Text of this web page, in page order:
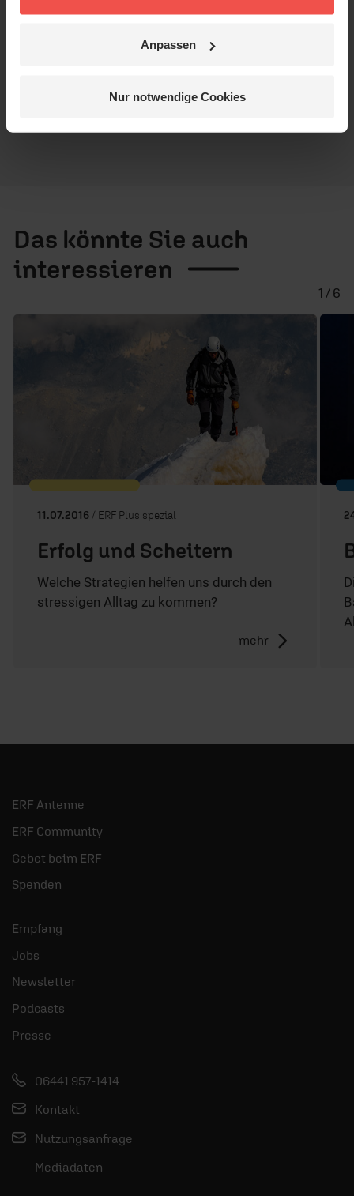
Anpassen
Nur notwendige Cookies
uns das Kürzen von Kommentaren vor. Ein Recht auf
Schreiben Ihres Kommentars unsere
Netiquette
Absenden
Das könnte Sie auch
interessieren
11.07.2016/ ERF Plus spezial
Erfolg und Scheitern
Welche Strategien helfen uns durch den
stressigen Alltag zu kommen?
mehr
1 / 6
ERF Antenne
ERF Community
Gebet beim ERF
Spenden
Empfang
Jobs
Newsletter
Podcasts
Presse
06441 957-1414
Kontakt
Nutzungsanfrage
Mediadaten